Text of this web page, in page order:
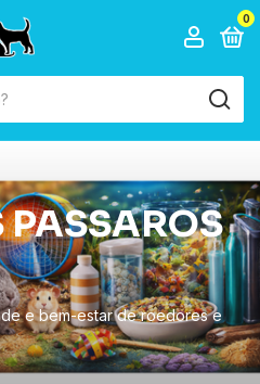
0
PASSAROS
e bem-estar de roedores e